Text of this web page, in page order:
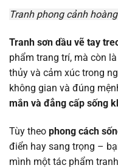
Tranh phong cảnh
Tranh sơn dầu vẽ tay
phẩm trang trí, mà còn
thủy và cảm xúc trong
không gian và đúng
mắn và đẳng cấp sống
Tùy theo phong cách
điển hay sang trọng –
mình một tác phẩm